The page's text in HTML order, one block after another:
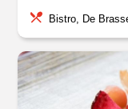
Bistro, De